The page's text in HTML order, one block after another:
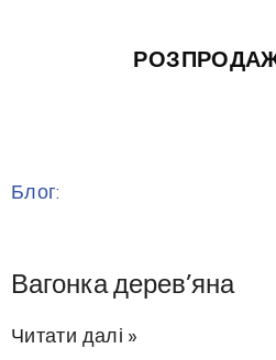
РОЗПРОДАЖ
Блог:
Вагонка дерев’яна
Читати далі »